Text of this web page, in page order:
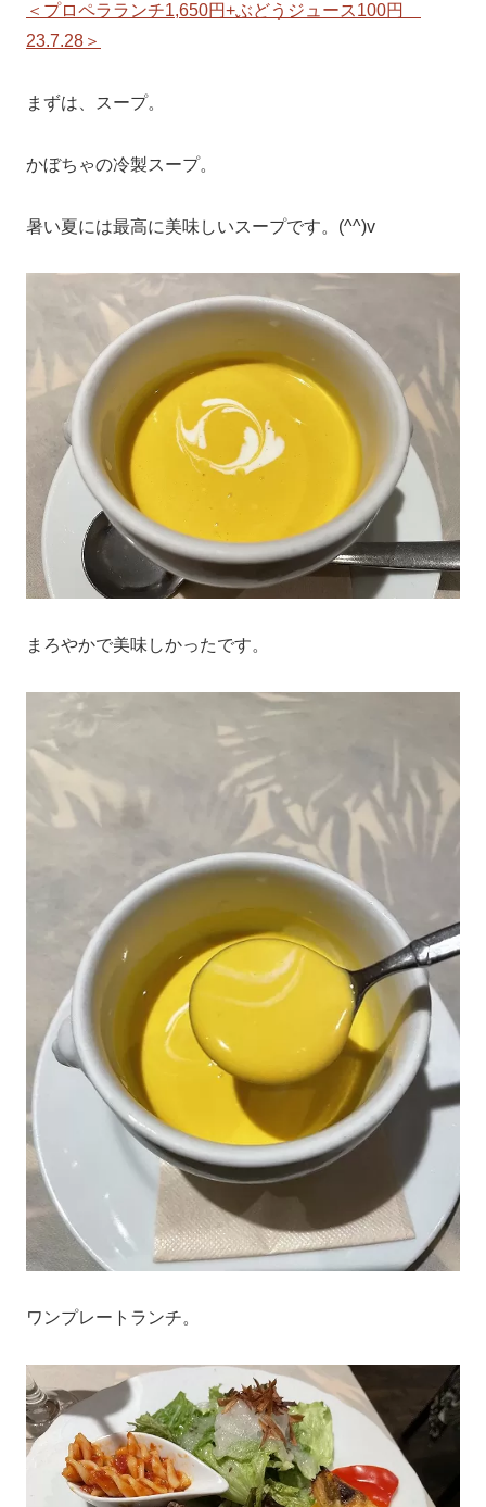
＜プロペラランチ1,650円+ぶどうジュース100円
23.7.28＞
まずは、スープ。
かぼちゃの冷製スープ。
暑い夏には最高に美味しいスープです。(^^)v
まろやかで美味しかったです。
ワンプレートランチ。